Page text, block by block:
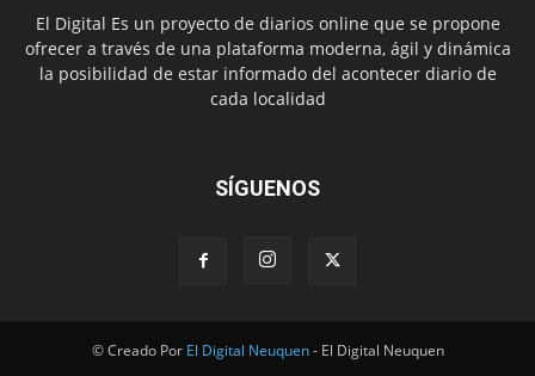
El Digital Es un proyecto de diarios online que se propone
ofrecer a través de una plataforma moderna, ágil y dinámica
la posibilidad de estar informado del acontecer diario de
cada localidad
SÍGUENOS
© Creado Por El Digital Neuquen- El Digital Neuquen